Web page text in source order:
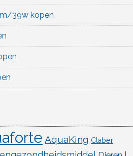
39w kopen
AquaKing Claber